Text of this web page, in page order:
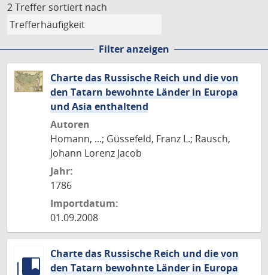
2 Treffer sortiert nach
Filter anzeigen
Charte das Russische Reich und die von
den Tatarn bewohnte Länder in Europa
und Asia enthaltend
Autoren
Homann, ...; Güssefeld, Franz L.; Rausch,
Johann Lorenz Jacob
Jahr:
1786
Importdatum:
01.09.2008
Charte das Russische Reich und die von
den Tatarn bewohnte Länder in Europa